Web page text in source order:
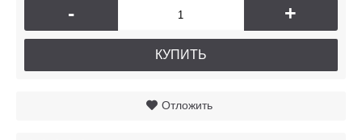
- +
КУПИТЬ
Отложить